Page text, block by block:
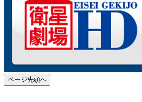
ページ先頭へ